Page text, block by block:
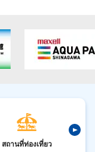
สถานที่ท่องเที่ยว